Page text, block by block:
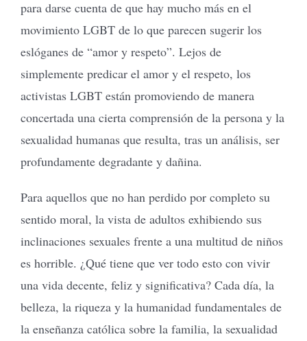
para darse cuenta de que hay mucho más en el
movimiento LGBT de lo que parecen sugerir los
eslóganes de “amor y respeto”. Lejos de
simplemente predicar el amor y el respeto, los
activistas LGBT están promoviendo de manera
concertada una cierta comprensión de la persona y la
sexualidad humanas que resulta, tras un análisis, ser
profundamente degradante y dañina.
Para aquellos que no han perdido por completo su
sentido moral, la vista de adultos exhibiendo sus
inclinaciones sexuales frente a una multitud de niños
es horrible. ¿Qué tiene que ver todo esto con vivir
una vida decente, feliz y significativa? Cada día, la
belleza, la riqueza y la humanidad fundamentales de
la enseñanza católica sobre la familia, la sexualidad